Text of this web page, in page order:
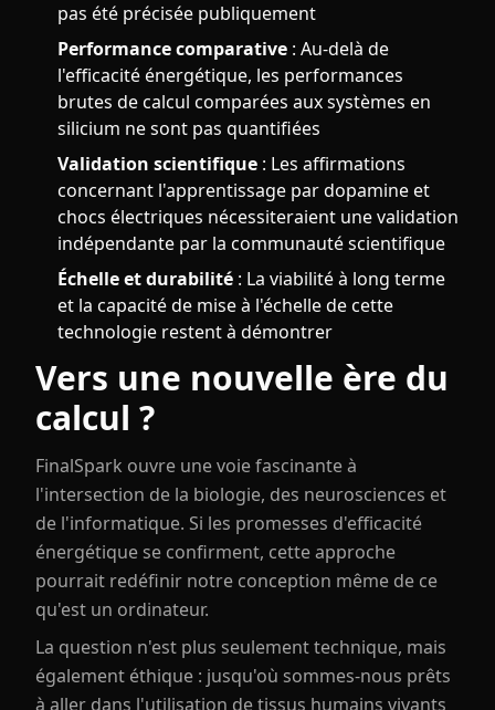
pas été précisée publiquement
Performance comparative : Au-delà de
l'efficacité énergétique, les performances
brutes de calcul comparées aux systèmes en
silicium ne sont pas quantifiées
Validation scientifique : Les affirmations
concernant l'apprentissage par dopamine et
chocs électriques nécessiteraient une validation
indépendante par la communauté scientifique
Échelle et durabilité : La viabilité à long terme
et la capacité de mise à l'échelle de cette
technologie restent à démontrer
Vers une nouvelle ère du
calcul ?
FinalSpark ouvre une voie fascinante à
l'intersection de la biologie, des neurosciences et
de l'informatique. Si les promesses d'efficacité
énergétique se confirment, cette approche
pourrait redéfinir notre conception même de ce
qu'est un ordinateur.
La question n'est plus seulement technique, mais
également éthique : jusqu'où sommes-nous prêts
à aller dans l'utilisation de tissus humains vivants